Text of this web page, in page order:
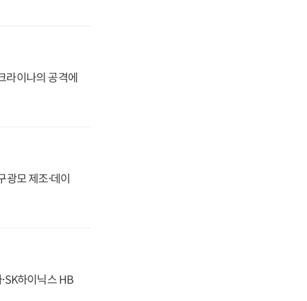
라이나의 공격에
모 제조·데이
하이닉스 HB